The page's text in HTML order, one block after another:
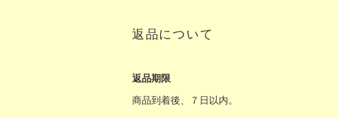
返品について
返品期限
商品到着後、７日以内。